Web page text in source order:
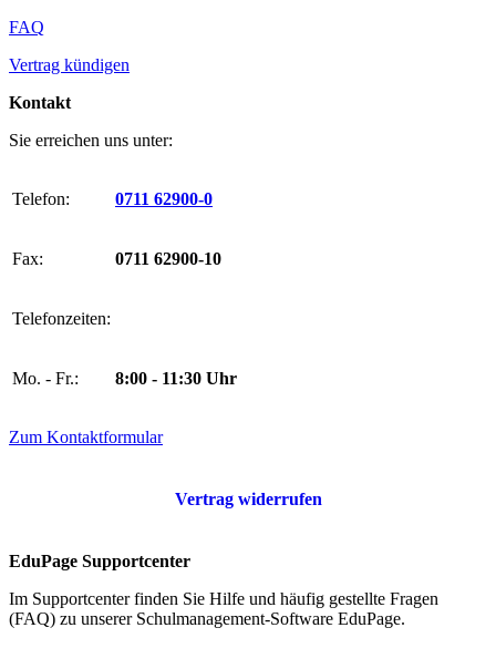
FAQ
Vertrag kündigen
Kontakt
Sie erreichen uns unter:
Telefon: 0711 62900-0
Fax: 0711 62900-10
Telefonzeiten:
Mo. - Fr.: 8:00 - 11:30 Uhr
Zum Kontaktformular
Vertrag widerrufen
EduPage Supportcenter
Im Supportcenter finden Sie Hilfe und häufig gestellte Fragen
(FAQ) zu unserer Schulmanagement-Software EduPage.